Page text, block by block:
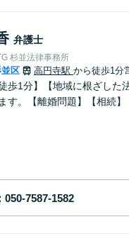
弁護士
杉並法律事務所
区 高円寺駅 から徒歩1分
徒歩1分】【地域に根ざし
す。【離婚問題】【相続